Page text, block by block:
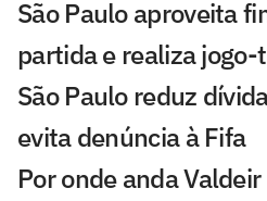
São Paulo aproveita
partida e realiza jogo-
São Paulo reduz
evita denúncia à Fifa
Por onde anda